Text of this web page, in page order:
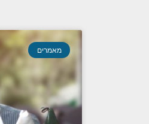
מאמרים